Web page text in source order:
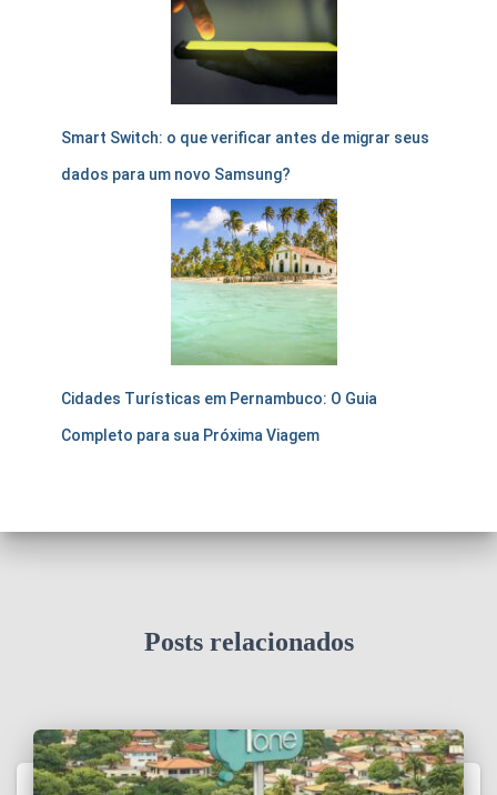
Smart Switch: o que verificar antes de migrar seus
dados para um novo Samsung?
Cidades Turísticas em Pernambuco: O Guia
Completo para sua Próxima Viagem
Posts relacionados